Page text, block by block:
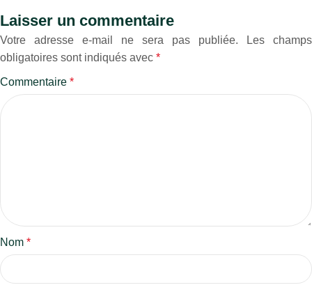
Laisser un commentaire
Votre adresse e-mail ne sera pas publiée.
Les champs
obligatoires sont indiqués avec *
Commentaire *
Nom *